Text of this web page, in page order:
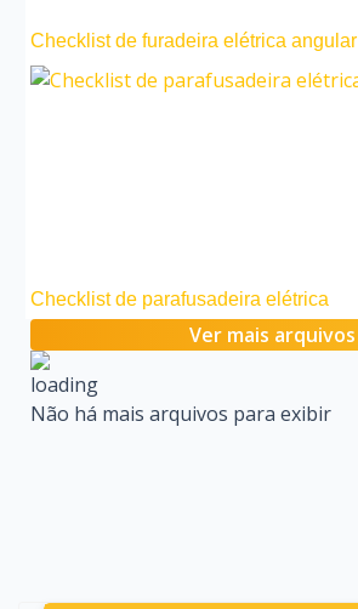
Checklist de furadeira elétrica angular
Checklist de parafusadeira elétrica
Ver mais arquivos
Não há mais arquivos para exibir